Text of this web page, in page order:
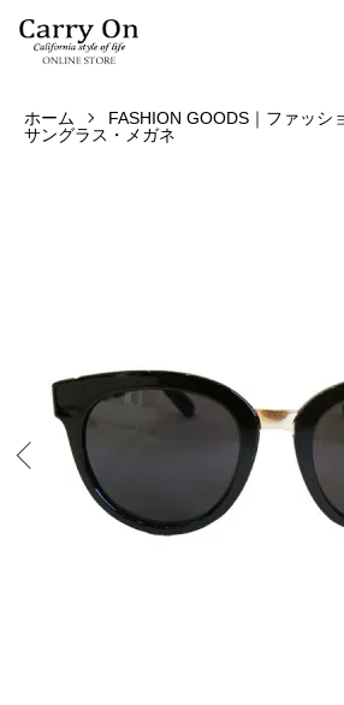
ホーム
FASHION GOODS｜ファッシ
サングラス・メガネ